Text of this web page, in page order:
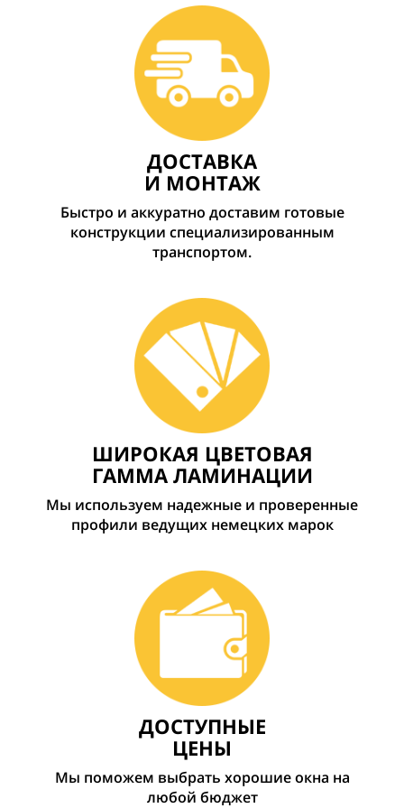
ДОСТАВКА
И МОНТАЖ
Быстро и аккуратно доставим готовые
конструкции специализированным
транспортом.
ШИРОКАЯ ЦВЕТОВАЯ
ГАММА ЛАМИНАЦИИ
Мы используем надежные и проверенные
профили ведущих немецких марок
ДОСТУПНЫЕ
ЦЕНЫ
Мы поможем выбрать хорошие окна на
любой бюджет